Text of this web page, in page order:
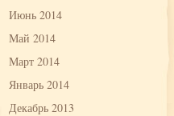
Июнь 2014
Май 2014
Март 2014
Январь 2014
Декабрь 2013